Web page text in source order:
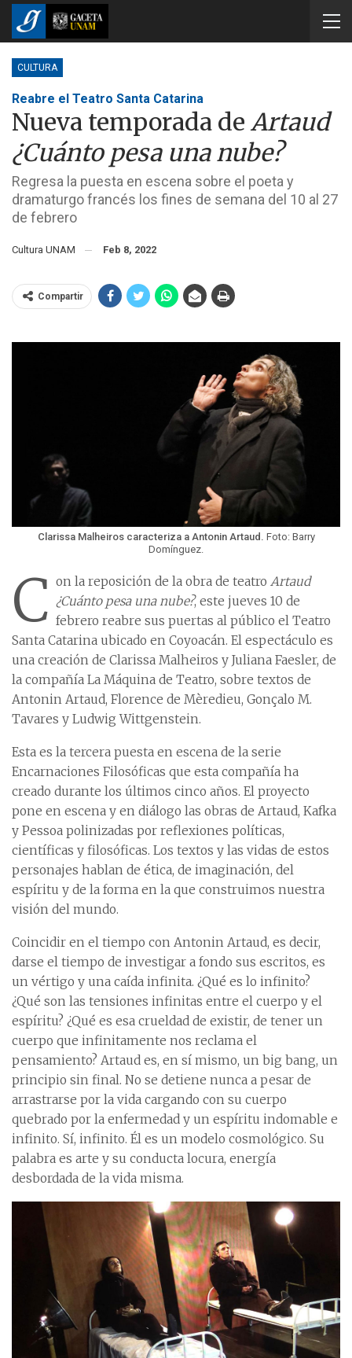
CULTURA
Reabre el Teatro Santa Catarina
Nueva temporada de Artaud
¿Cuánto pesa una nube?
Regresa la puesta en escena sobre el poeta y
dramaturgo francés los fines de semana del 10 al 27
de febrero
Cultura UNAM Feb 8, 2022
Compartir
Clarissa Malheiros caracteriza a Antonin Artaud. Foto: Barry
Domínguez.
C on la reposición de la obra de teatro Artaud
¿Cuánto pesa una nube?, este jueves 10 de
febrero reabre sus puertas al público el Teatro
Santa Catarina ubicado en Coyoacán. El espectáculo es
una creación de Clarissa Malheiros y Juliana Faesler, de
la compañía La Máquina de Teatro, sobre textos de
Antonin Artaud, Florence de Mèredieu, Gonçalo M.
Tavares y Ludwig Wittgenstein.
Esta es la tercera puesta en escena de la serie
Encarnaciones Filosóficas que esta compañía ha
creado durante los últimos cinco años. El proyecto
pone en escena y en diálogo las obras de Artaud, Kafka
y Pessoa polinizadas por reflexiones políticas,
científicas y filosóficas. Los textos y las vidas de estos
personajes hablan de ética, de imaginación, del
espíritu y de la forma en la que construimos nuestra
visión del mundo.
Coincidir en el tiempo con Antonin Artaud, es decir,
darse el tiempo de investigar a fondo sus escritos, es
un vértigo y una caída infinita. ¿Qué es lo infinito?
¿Qué son las tensiones infinitas entre el cuerpo y el
espíritu? ¿Qué es esa crueldad de existir, de tener un
cuerpo que infinitamente nos reclama el
pensamiento? Artaud es, en sí mismo, un big bang, un
principio sin final. No se detiene nunca a pesar de
arrastrarse por la vida cargando con su cuerpo
quebrado por la enfermedad y un espíritu indomable e
infinito. Sí, infinito. Él es un modelo cosmológico. Su
palabra es arte y su conducta locura, energía
desbordada de la vida misma.